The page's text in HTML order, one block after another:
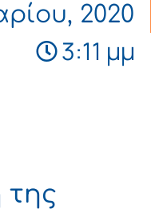
2020
3:11 μμ
της